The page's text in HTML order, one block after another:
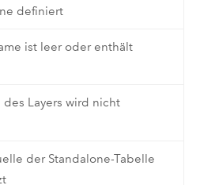
definiert
ist leer oder enthält
Layers wird nicht
der Standalone-Tabelle